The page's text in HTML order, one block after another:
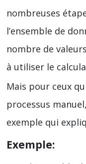
nombreuses
l’ensemble de
nombre de
à utiliser le
Mais pour ceux
processus
exemple qui
Exemple: